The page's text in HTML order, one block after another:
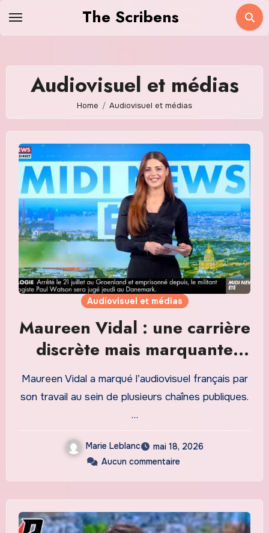
The Scribens
Audiovisuel et médias
Home Audiovisuel et médias
Audiovisuel et médias
Maureen Vidal : une carrière
discrète mais marquante
dans l’audiovisuel français
Maureen Vidal a marqué l’audiovisuel français par
son travail au sein de plusieurs chaînes publiques.
…
Marie Leblanc
mai 18, 2026
Aucun commentaire